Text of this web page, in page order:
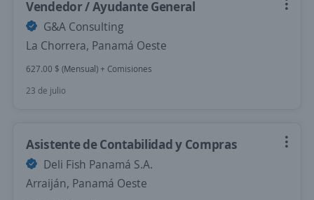
Vendedor / Ayudante General
G&A Consulting
La Chorrera, Panamá Oeste
627.00 $ (Mensual) + Comisiones
23 de julio
Asistente de Contabilidad y Compras
Deli Fish Panamá S.A.
Arraiján, Panamá Oeste